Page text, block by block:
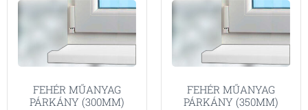
FEHÉR MŰANYAG
PÁRKÁNY (300MM)
FEHÉR MŰANYAG
PÁRKÁNY (350MM)